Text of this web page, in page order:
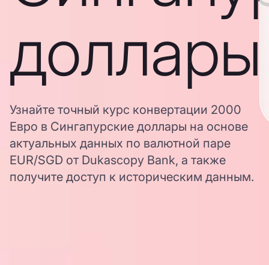
доллары
Узнайте точный курс конвертации 2000
Евро в Сингапурские доллары на основе
актуальных данных по валютной паре
EUR/SGD от Dukascopy Bank, а также
получите доступ к историческим данным.